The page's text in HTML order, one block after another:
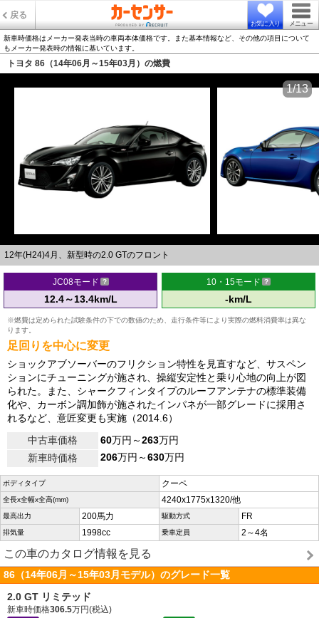
戻る
お気に入り メニュー
新車時価格はメーカー発表当時の車両本体価格です。また基本情報など、その他の項目について
もメーカー発表時の情報に基いています。
トヨタ 86（14年06月～15年03月）の燃費
12年(H24)4月、新型時の2.0 GTのフロント
1/13
JC08モード
12.4～13.4km/L
10・15モード
-km/L
※燃費は定められた試験条件の下での数値のため、走行条件等により実際の燃料消費率は異な
ります。
足回りを中心に変更
ショックアブソーバーのフリクション特性を見直すなど、サスペン
ションにチューニングが施され、操縦安定性と乗り心地の向上が図
られた。また、シャークフィンタイプのルーフアンテナの標準装備
化や、カーボン調加飾が施されたインパネが一部グレードに採用さ
れるなど、意匠変更も実施（2014.6）
中古車価格
60万円～263万円
新車時価格
206万円～630万円
ボディタイプ クーペ
全長x全幅x全高(mm) 4240x1775x1320/他
最高出力 200馬力 駆動方式 FR
排気量 1998cc 乗車定員 2～4名
この車のカタログ情報を見る
86（14年06月～15年03月モデル）のグレード一覧
2.0 GT リミテッド
新車時価格306.5万円(税込)